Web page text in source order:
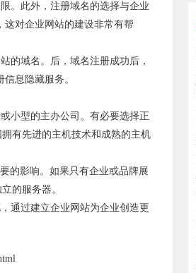
。此外，注册域名的选择与企业
这对企业网站的建设非常有帮
的域名。后，域名注册成功后，
息隐藏服务。
小型的主办公司。有必要选择正
有先进的主机技术和成熟的主机
的影响。如果只有企业或品牌展
的服务器。
通过建立企业网站为企业创造更